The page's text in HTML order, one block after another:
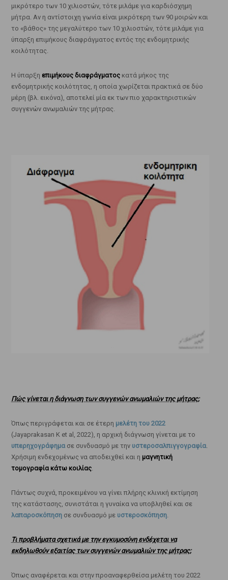
μικρότερο των 10 χιλιοστών, τότε μιλάμε για καρδιόσχημη
μήτρα. Αν η αντίστοιχη γωνία είναι μικρότερη των 90 μοιρών και
το «βάθος» της μεγαλύτερο των 10 χιλιοστών, τότε μιλάμε για
ύπαρξη επιμήκους διαφράγματος εντός της ενδομητρικής
κοιλότητας.
Η ύπαρξη επιμήκους διαφράγματοςκατά μήκος της
ενδομητρικής κοιλότητας, η οποία χωρίζεται πρακτικά σε δύο
μέρη (βλ. εικόνα), αποτελεί μία εκ των πιο χαρακτηριστικών
συγγενών ανωμαλιών της μήτρας.
Πώς γίνεται η διάγνωση των συγγενών ανωμαλιών της μήτρας;
Όπως περιγράφεται και σε έτερη μελέτη του 2022
(Jayaprakasan K et al, 2022), η αρχική διάγνωση γίνεται με το
υπερηχογράφημασε συνδυασμό με την υστεροσαλπιγγογραφία.
Χρήσιμη ενδεχομένως να αποδειχθεί και η μαγνητική
τομογραφία κάτω κοιλίας.
Πάντως συχνά, προκειμένου να γίνει πλήρης κλινική εκτίμηση
της κατάστασης, συνιστάται η γυναίκα να υποβληθεί και σε
λαπαροσκόπησησε συνδυασμό με υστεροσκόπηση.
Τι προβλήματα σχετικά με την εγκυμοσύνη ενδέχεται να
εκδηλωθούν εξαιτίας των συγγενών ανωμαλιών της μήτρας;
Όπως αναφέρεται και στην προαναφερθείσα μελέτη του 2022